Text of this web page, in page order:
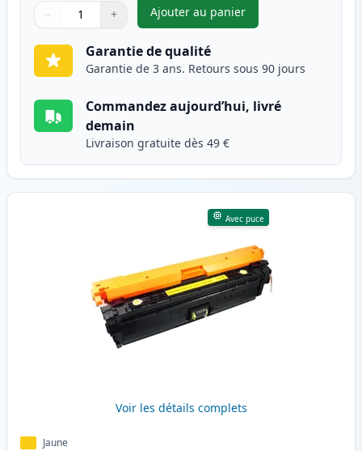
Quantité
Utilisez les boutons pour ajuster
− +
Quantité
Ajouter au panier
,HP 307A (CE743A) toner
Garantie de qualité
Garantie de 3 ans. Retours sous 90 jours
Commandez aujourd’hui, livré
demain
Livraison gratuite dès 49 €
Avec puce
Voir les détails complets
Jaune